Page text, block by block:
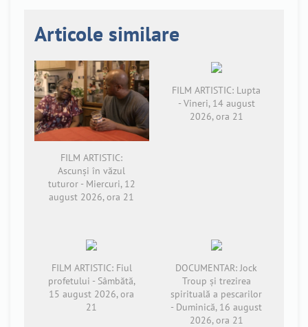
Articole similare
FILM ARTISTIC:
Ascunși în văzul
tuturor - Miercuri, 12
august 2026, ora 21
FILM ARTISTIC: Lupta
- Vineri, 14 august
2026, ora 21
FILM ARTISTIC: Fiul
profetului - Sâmbătă,
15 august 2026, ora
21
DOCUMENTAR: Jock
Troup și trezirea
spirituală a pescarilor
- Duminică, 16 august
2026, ora 21